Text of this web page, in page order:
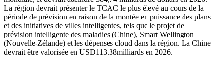
La région devrait présenter le TCAC le plus élevé au cours de la
période de prévision en raison de la montée en puissance des plans
et des initiatives de villes intelligentes, tels que le projet de
prévision intelligente des maladies (Chine), Smart Wellington
(Nouvelle-Zélande) et les dépenses cloud dans la région. La Chine
devrait être valorisée en USD113.38milliards en 2026.